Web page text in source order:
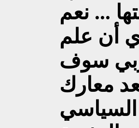
... نعم
أن علم
سوف
معارك
السياسي